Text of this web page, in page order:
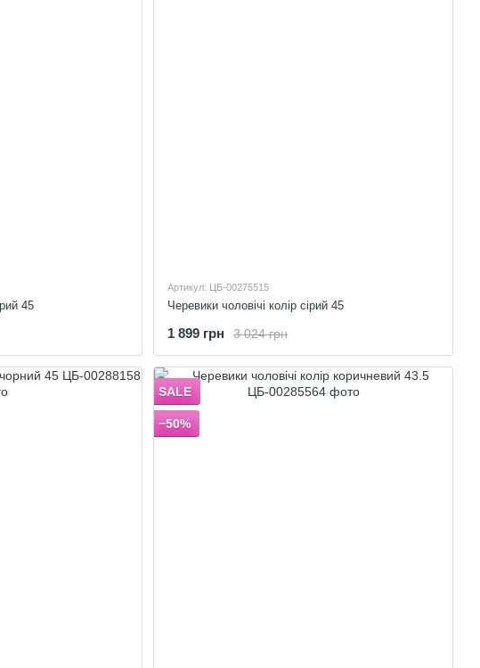
45
Артикул: ЦБ-00275515
Черевики чоловічі колір сірий 45
3 024 грн
1 899 грн
SALE
−50%